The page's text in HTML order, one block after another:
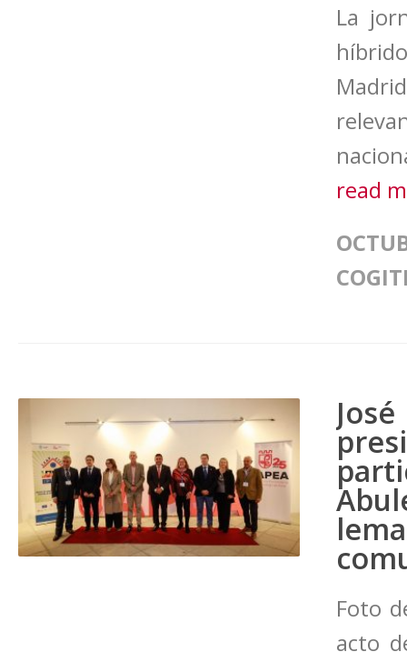
La
read
Foto
acto